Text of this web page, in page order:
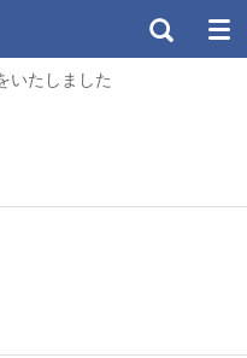
いたしました